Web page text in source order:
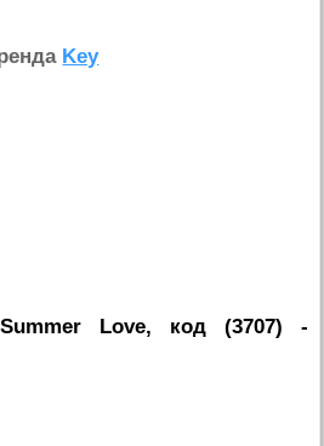
Key
Love, код (3707) -